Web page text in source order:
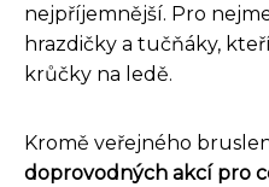
nejpříjemnější. Pro
hrazdičky a tučňáky,
krůčky na ledě.
Kromě veřejného
doprovodných akcí pro